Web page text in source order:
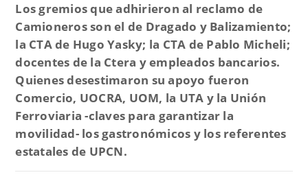
Los gremios que adhirieron al reclamo de
Camioneros son el de Dragado y Balizamiento;
la CTA de Hugo Yasky; la CTA de Pablo Micheli;
docentes de la Ctera y empleados bancarios.
Quienes desestimaron su apoyo fueron
Comercio, UOCRA, UOM, la UTA y la Unión
Ferroviaria -claves para garantizar la
movilidad- los gastronómicos y los referentes
estatales de UPCN.